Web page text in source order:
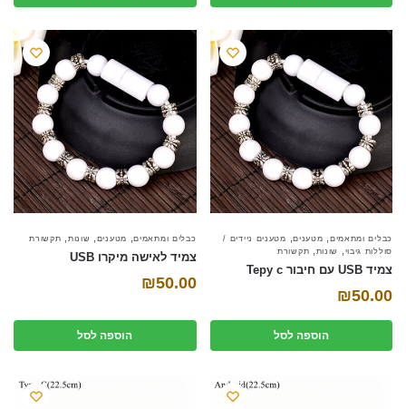
כבלים ומתאמים מטענים,
מטענים ניידים /
סוללות גיבוי
שונות תקשורת
צמיד USB עם חיבור Tepy c
₪50.00
הוספה לסל
כבלים ומתאמים, מטענים שונות תקשורת
צמיד לאישה מיקרו USB
₪50.00
הוספה לסל